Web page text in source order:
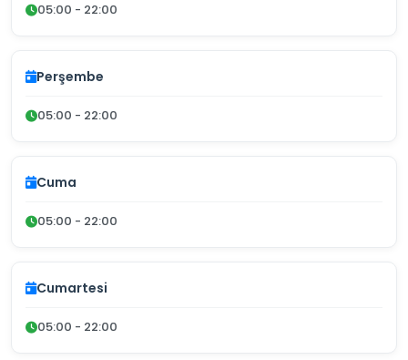
05:00 - 22:00
Perşembe
05:00 - 22:00
Cuma
05:00 - 22:00
Cumartesi
05:00 - 22:00